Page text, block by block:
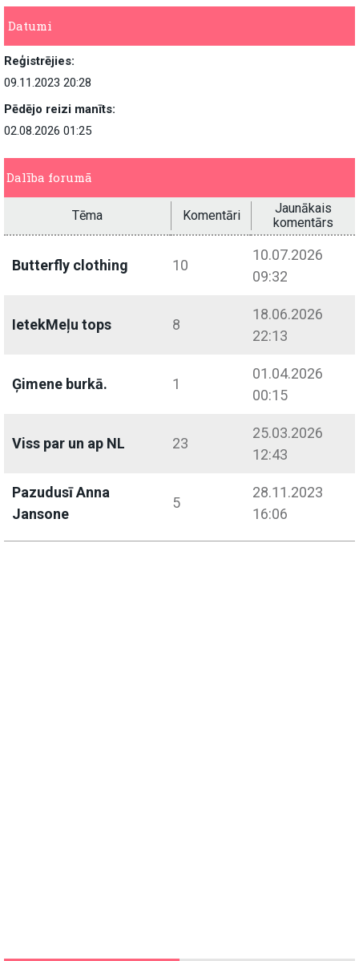
Datumi
Reģistrējies:
09.11.2023 20:28
Pēdējo reizi manīts:
02.08.2026 01:25
Dalība forumā
Tēma Komentāri
Jaunākais
komentārs
Butterfly clothing 10
10.07.2026
09:32
IetekMeļu tops 8
18.06.2026
22:13
Ģimene burkā. 1
01.04.2026
00:15
Viss par un ap NL 23
25.03.2026
12:43
Pazudusī Anna
Jansone
5
28.11.2023
16:06